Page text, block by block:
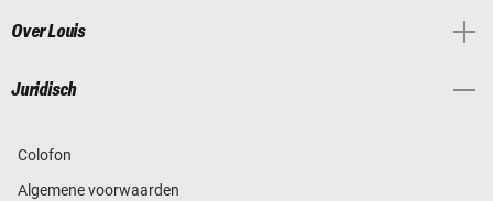
Over Louis
Juridisch
Colofon
Algemene voorwaarden